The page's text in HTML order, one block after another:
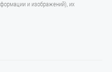
и изображений), их